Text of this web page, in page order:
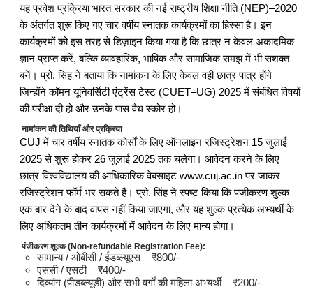
यह प्रवेश प्रक्रिया भारत सरकार की नई राष्ट्रीय शिक्षा नीति (NEP)–2020
के अंतर्गत शुरू किए गए चार वर्षीय स्नातक कार्यक्रमों का हिस्सा है। इन
कार्यक्रमों को इस तरह से डिज़ाइन किया गया है कि छात्र न केवल अकादमिक
ज्ञान प्राप्त करें, बल्कि व्यावहारिक, भाषिक और सामाजिक समझ में भी सशक्त
बनें। प्रो. सिंह ने बताया कि नामांकन के लिए केवल वही छात्र पात्र होंगे
जिन्होंने कॉमन यूनिवर्सिटी एंट्रेंस टेस्ट (CUET–UG) 2025 में संबंधित विषयों
की परीक्षा दी हो और उनके पास वैध स्कोर हो।
नामांकन की तिथियाँ और प्रक्रिया
CUJ में चार वर्षीय स्नातक कोर्सों के लिए ऑनलाइन रजिस्ट्रेशन 15 जुलाई
2025 से शुरू होकर 26 जुलाई 2025 तक चलेगा। आवेदन करने के लिए
छात्र विश्वविद्यालय की आधिकारिक वेबसाइट www.cuj.ac.in पर जाकर
रजिस्ट्रेशन फॉर्म भर सकते हैं। प्रो. सिंह ने स्पष्ट किया कि पंजीकरण शुल्क
एक बार देने के बाद वापस नहीं किया जाएगा, और यह शुल्क प्रत्येक अभ्यर्थी के
लिए अधिकतम तीन कार्यक्रमों में आवेदन के लिए मान्य होगा।
पंजीकरण शुल्क (Non-refundable Registration Fee):
सामान्य / ओबीसी / ईडब्ल्यूएस ₹800/-
एससी / एसटी ₹400/-
दिव्यांग (पीडब्ल्यूडी) और सभी वर्गों की महिला अभ्यर्थी ₹200/-